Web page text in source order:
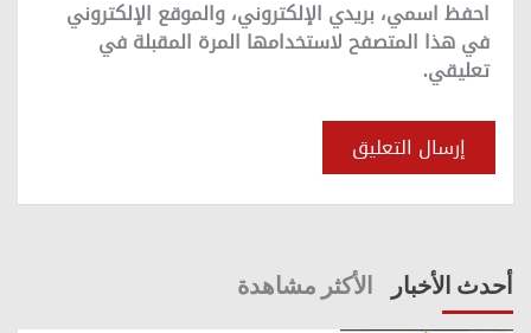
احفظ اسمي، بريدي الإلكتروني، والموقع الإلكتروني
في هذا المتصفح لاستخدامها المرة المقبلة في
تعليقي.
أحدث الأخبار الأكثر مشاهدة